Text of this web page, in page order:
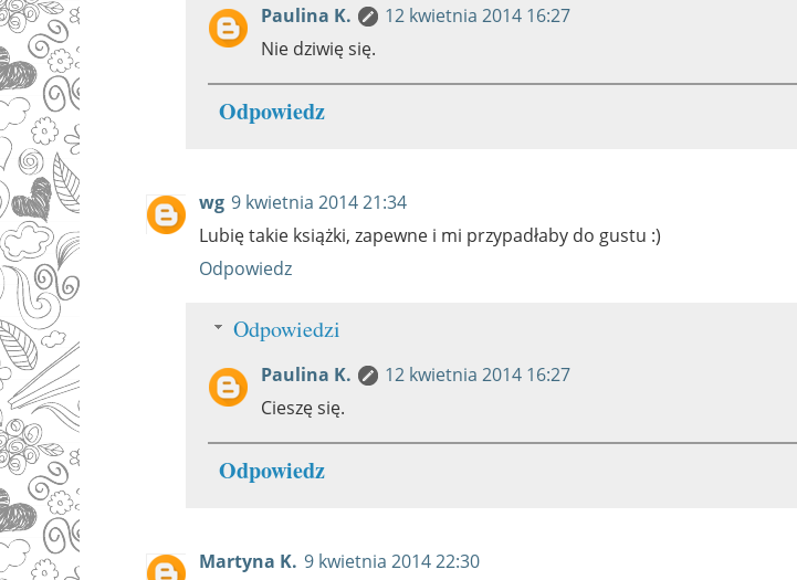
Paulina K.
12 kwietnia 2014 16:27
Nie dziwię się.
Odpowiedz
wg 9 kwietnia 2014 21:34
Lubię takie książki, zapewne i mi przypadłaby do gustu :)
Odpowiedz
Odpowiedzi
Paulina K.
12 kwietnia 2014 16:27
Cieszę się.
Odpowiedz
Martyna K. 9 kwietnia 2014 22:30